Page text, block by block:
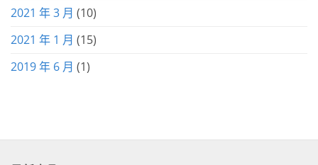
2021 年 3 月 (10)
2021 年 1 月 (15)
2019 年 6 月 (1)